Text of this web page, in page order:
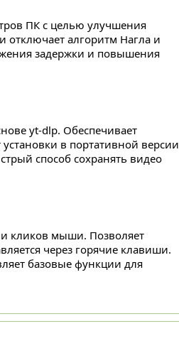
ПК с целью улучшения
отключает алгоритм Нагла и
задержки и повышения
yt-dlp. Обеспечивает
в портативной версии
способ сохранять видео
кликов мыши. Позволяет
через горячие клавиши.
базовые функции для